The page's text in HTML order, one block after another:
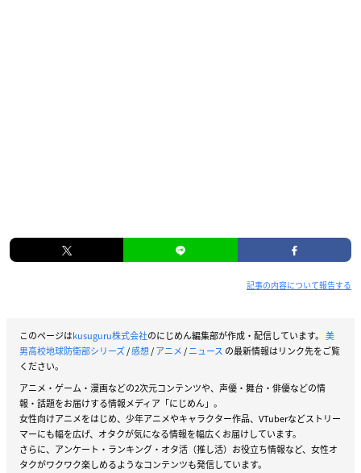
記事の内容について報告する
このページはkusuguru株式会社のにじめん編集部が作成・配信しています。 美
男高校地球防衛部シリーズ/感想/アニメ/ニュース の最新情報はリンク先をご覧
ください。
アニメ・ゲーム・漫画などの2次元コンテンツや、声優・舞台・俳優などの情
報・話題をお届けする情報メディア「にじめん」。
女性向けアニメをはじめ、少年アニメやキャラクター作品、VTuberなどストリー
マーにも幅を広げ、オタクが気になる情報を幅広くお届けしています。
さらに、アンケート・ランキング・オタ活（推し活）お役立ち情報など、女性オ
タクがワクワク楽しめるようなコンテンツも発信しています。